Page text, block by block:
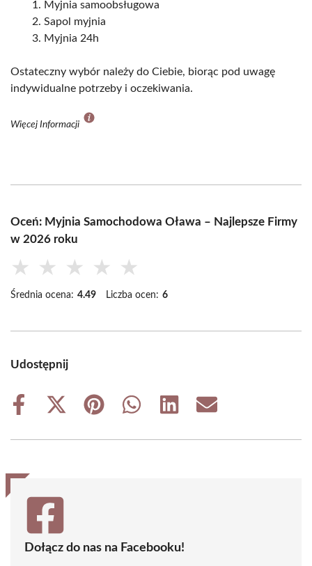
Myjnia samoobsługowa
Sapol myjnia
Myjnia 24h
Ostateczny wybór należy do Ciebie, biorąc pod uwagę
indywidualne potrzeby i oczekiwania.
Więcej Informacji
Oceń: Myjnia Samochodowa Oława – Najlepsze Firmy
w 2026 roku
★ ★ ★ ★ ★
Średnia ocena: 4.49 Liczba ocen: 6
Udostępnij
Share
Share
(Twitter)
Share
Share
Share
Share
Dołącz do nas na Facebooku!